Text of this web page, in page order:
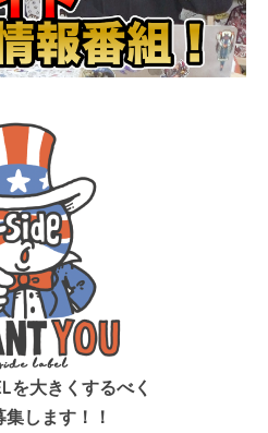
を大きくするべく
集します！！